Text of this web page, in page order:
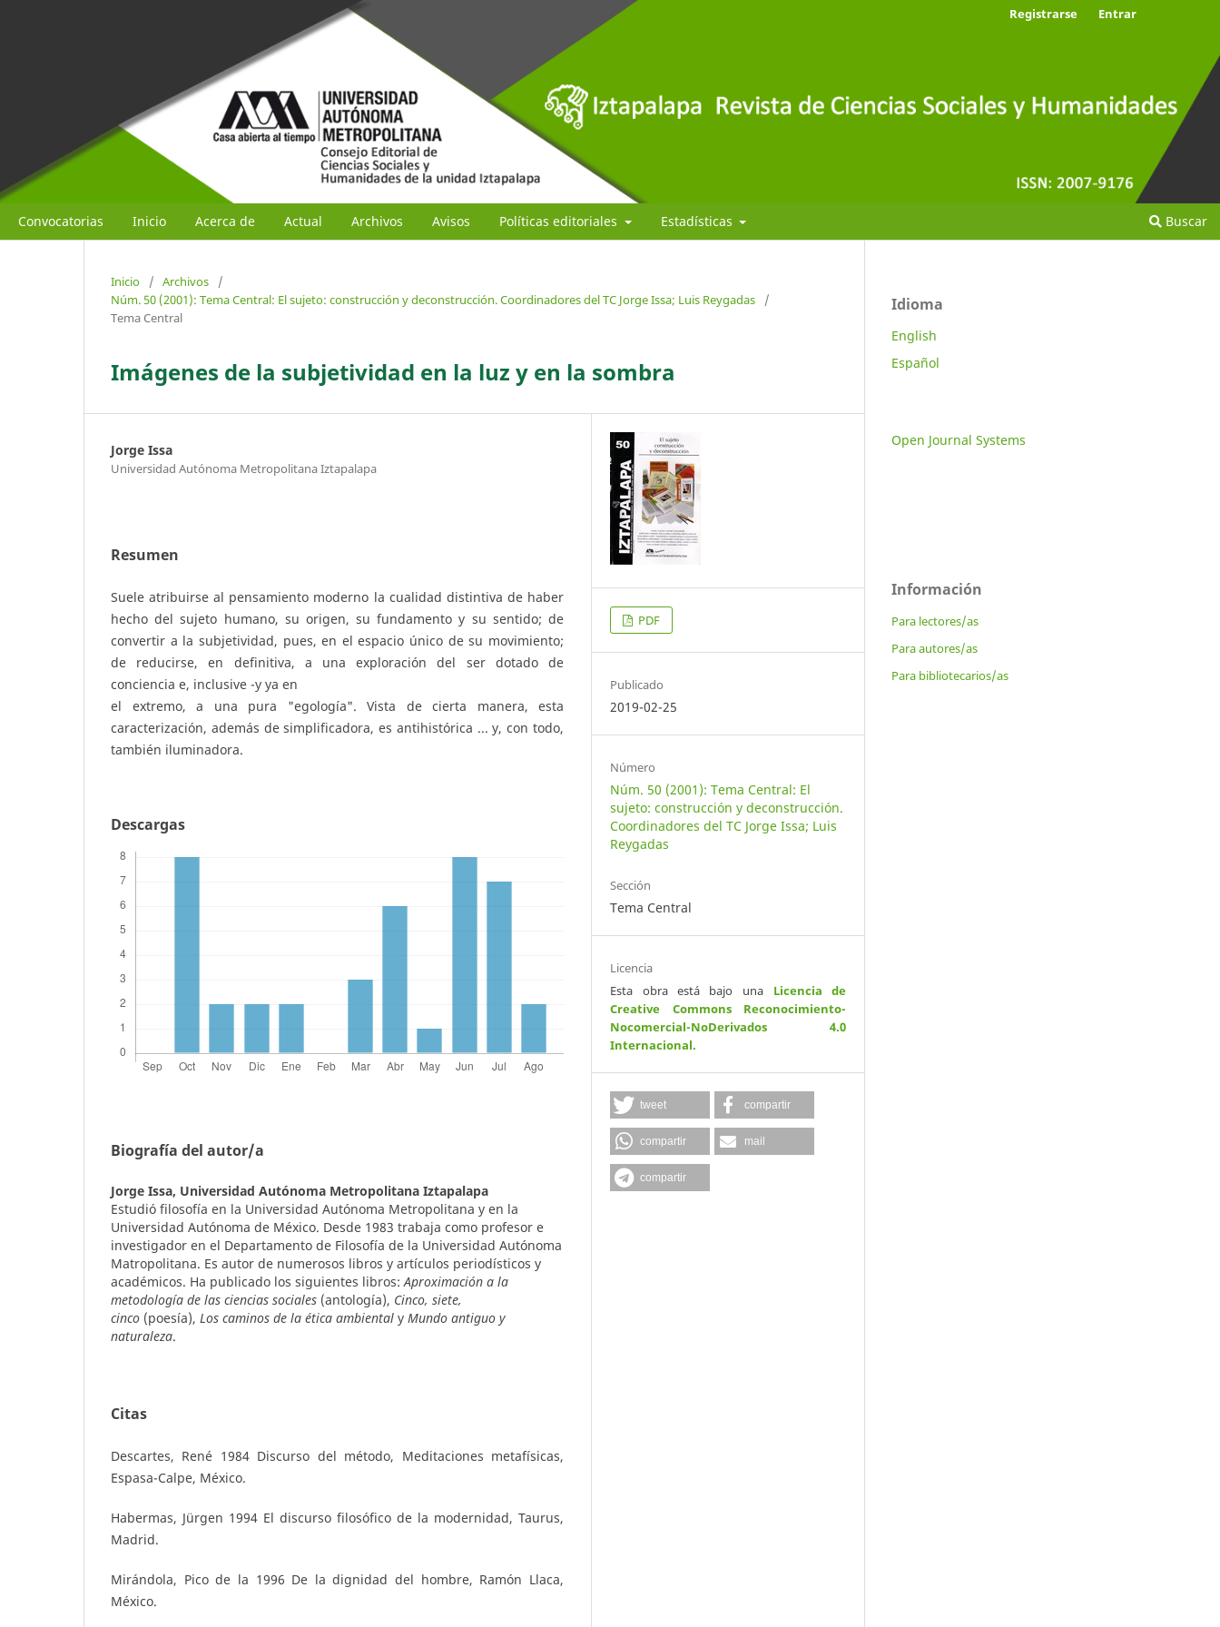
Convocatorias Inicio Acerca de Actual Archivos Avisos Políticas editoriales Estadísticas Buscar
Registrarse Entrar
Inicio / Archivos
/
Núm. 50 (2001): Tema Central: El sujeto: construcción y deconstrucción. Coordinadores del TC Jorge Issa; Luis Reygadas
/
Tema Central
Imágenes de la subjetividad en la luz y en la sombra
Jorge Issa
Universidad Autónoma Metropolitana Iztapalapa
Resumen
Suele atribuirse al pensamiento moderno la cualidad distintiva de haber
hecho del sujeto humano, su origen, su fundamento y su sentido; de
convertir a la subjetividad, pues, en el espacio único de su movimiento;
de reducirse, en definitiva, a una exploración del ser dotado de
conciencia e, inclusive -y ya en
el extremo, a una pura "egología". Vista de cierta manera, esta
caracterización, además de simplificadora, es antihistórica ... y, con todo,
también iluminadora.
Descargas
Biografía del autor/a
Jorge Issa, Universidad Autónoma Metropolitana Iztapalapa
Estudió filosofía en la Universidad Autónoma Metropolitana y en la
Universidad Autónoma de México. Desde 1983 trabaja como profesor e
investigador en el Departamento de Filosofía de la Universidad Autónoma
Matropolitana. Es autor de numerosos libros y artículos periodísticos y
académicos. Ha publicado los siguientes libros:Aproximación a la
metodología de las ciencias sociales (antología), Cinco, siete,
cinco (poesía), Los caminos de la ética ambiental y Mundo antiguo y
naturaleza.
Citas
Descartes, René 1984 Discurso del método, Meditaciones metafísicas,
Espasa-Calpe, México.
Habermas, Jürgen 1994 El discurso filosófico de la modernidad, Taurus,
Madrid.
Mirándola, Pico de la 1996 De la dignidad del hombre, Ramón Llaca,
México.
PDF
Publicado
2019-02-25
Número
Núm. 50 (2001): Tema Central: El
sujeto: construcción y deconstrucción.
Coordinadores del TC Jorge Issa; Luis
Reygadas
Sección
Tema Central
Licencia
Esta obra está bajo una Licencia de
Creative Commons Reconocimiento-
Nocomercial-NoDerivados 4.0
Internacional.
tweet compartir
compartir mail
compartir
Idioma
English
Español
Open Journal Systems
Información
Para lectores/as
Para autores/as
Para bibliotecarios/as